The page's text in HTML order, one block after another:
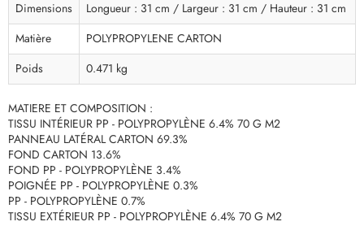
Dimensions
Longueur : 31 cm / Largeur : 31 cm / Hauteur : 31 cm
Matière
POLYPROPYLENE CARTON
Poids
0.471 kg
MATIERE ET COMPOSITION :
TISSU INTÉRIEUR PP - POLYPROPYLÈNE 6.4% 70 G M2
PANNEAU LATÉRAL CARTON 69.3%
FOND CARTON 13.6%
FOND PP - POLYPROPYLÈNE 3.4%
POIGNÉE PP - POLYPROPYLÈNE 0.3%
PP - POLYPROPYLÈNE 0.7%
TISSU EXTÉRIEUR PP - POLYPROPYLÈNE 6.4% 70 G M2